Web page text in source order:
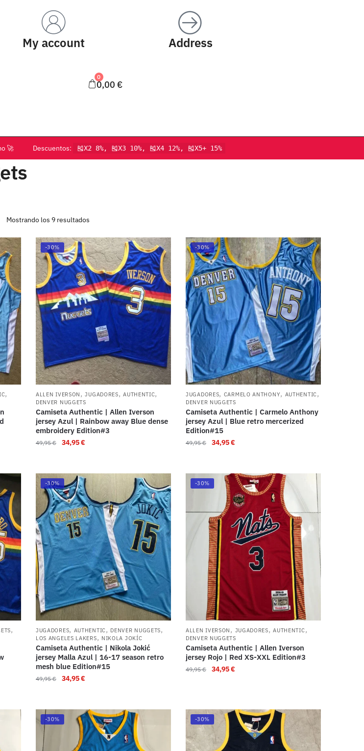
My account Address
0
0,00 €
🚀 Descuentos: 🎽X2 8%, 🎽X3 10%, 🎽X4 12%, 🎽X5+ 15%
Mostrando los 9 resultados
,
-30%
ALLEN IVERSON ,JUGADORES,AUTHENTIC,
DENVER NUGGETS
Camiseta Authentic | Allen Iverson
jersey Azul | Rainbow away Blue dense
embroidery Edition#3
49,95€ 34,95€
-30%
JUGADORES, CARMELO ANTHONY, AUTHENTIC,
DENVER NUGGETS
Camiseta Authentic | Carmelo Anthony
jersey Azul | Blue retro mercerized
Edition#15
49,95€ 34,95€
,
-30%
JUGADORES, AUTHENTIC, DENVER NUGGETS,
LOS ANGELES LAKERS, NIKOLA JOKÍC
Camiseta Authentic | Nikola Jokić
jersey Malla Azul | 16-17 season retro
mesh blue Edition#15
49,95€ 34,95€
-30%
ALLEN IVERSON , JUGADORES,AUTHENTIC,
DENVER NUGGETS
Camiseta Authentic | Allen Iverson
jersey Rojo | Red XS-XXL Edition#3
49,95€ 34,95€
-30% -30%